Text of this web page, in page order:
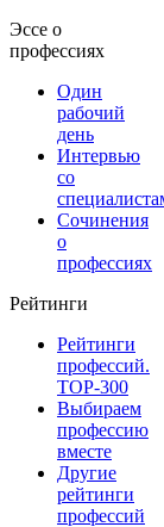
Эссе о
профессиях
Один
рабочий
день
Интервью
со
Сочинения
о
профессиях
Рейтинги
Рейтинги
профессий.
TOP-300
Выбираем
профессию
вместе
Другие
рейтинги
профессий